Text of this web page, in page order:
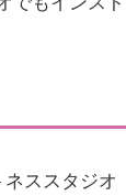
ススタジオ